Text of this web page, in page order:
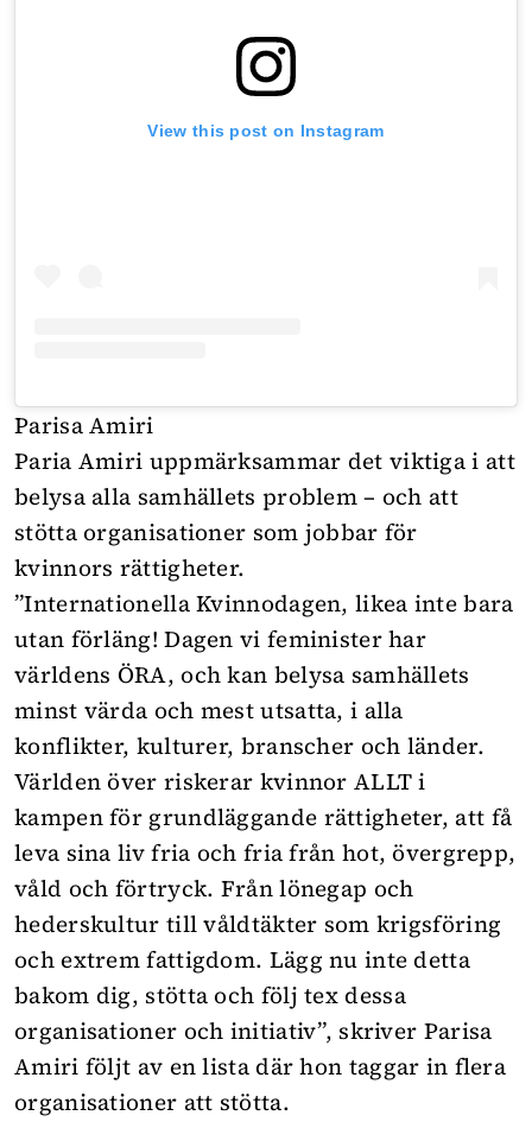
View this post on Instagram
Parisa Amiri
Paria Amiri uppmärksammar det viktiga i att
belysa alla samhällets problem – och att
stötta organisationer som jobbar för
kvinnors rättigheter.
”Internationella Kvinnodagen, likea inte bara
utan förläng! Dagen vi feminister har
världens ÖRA, och kan belysa samhällets
minst värda och mest utsatta, i alla
konflikter, kulturer, branscher och länder.
Världen över riskerar kvinnor ALLT i
kampen för grundläggande rättigheter, att få
leva sina liv fria och fria från hot, övergrepp,
våld och förtryck. Från lönegap och
hederskultur till våldtäkter som krigsföring
och extrem fattigdom. Lägg nu inte detta
bakom dig, stötta och följ tex dessa
organisationer och initiativ”, skriver Parisa
Amiri följt av en lista där hon taggar in flera
organisationer att stötta.